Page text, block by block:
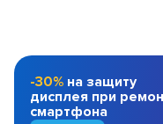
-30% на защиту
дисплея при
смартфона